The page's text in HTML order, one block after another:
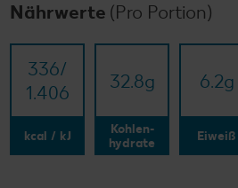
Nährwerte (Pro Portion)
336/​
1.406
kcal / kJ
32.8g
Kohlen-
hydrate
6.2g
Eiweiß